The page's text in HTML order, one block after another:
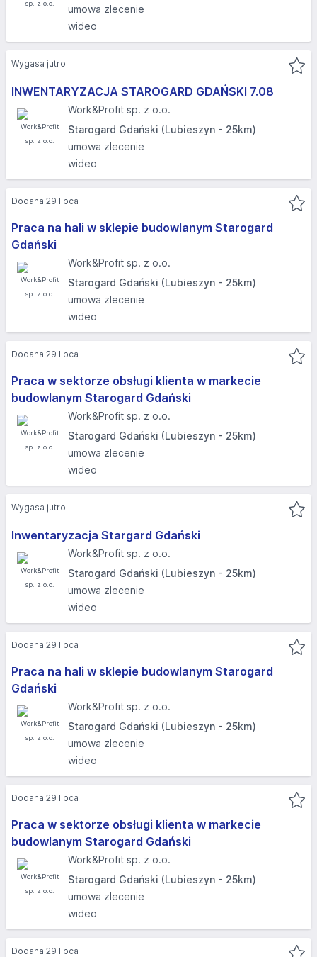
umowa zlecenie
wideo
INWENTARYZACJA STAROGARD GDAŃSKI 7.08​
Work&Profit sp. z o.o.
Starogard Gdański (Lubieszyn - 25km)
umowa zlecenie
wideo
Wygasa jutro
Praca na hali w sklepie budowlanym Starogard
Gdański
Work&Profit sp. z o.o.
Starogard Gdański (Lubieszyn - 25km)
umowa zlecenie
wideo
Dodana 29 lipca
Praca w sektorze obsługi klienta w markecie
budowlanym Starogard Gdański
Work&Profit sp. z o.o.
Starogard Gdański (Lubieszyn - 25km)
umowa zlecenie
wideo
Dodana 29 lipca
Inwentaryzacja Stargard Gdański
Work&Profit sp. z o.o.
Starogard Gdański (Lubieszyn - 25km)
umowa zlecenie
wideo
Wygasa jutro
Praca na hali w sklepie budowlanym Starogard
Gdański
Work&Profit sp. z o.o.
Starogard Gdański (Lubieszyn - 25km)
umowa zlecenie
wideo
Dodana 29 lipca
Praca w sektorze obsługi klienta w markecie
budowlanym Starogard Gdański
Work&Profit sp. z o.o.
Starogard Gdański (Lubieszyn - 25km)
umowa zlecenie
wideo
Dodana 29 lipca
Dodana 29 lipca